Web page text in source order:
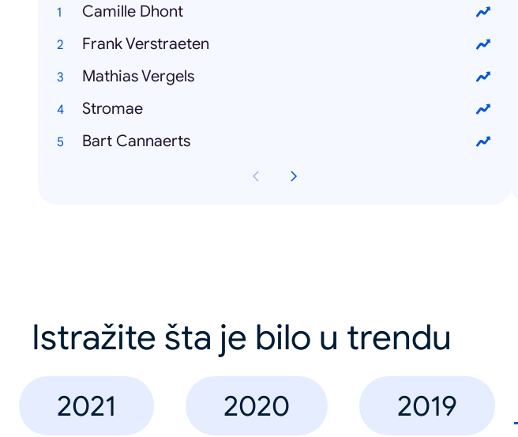
Camille Dhont
Frank Verstraeten
Mathias Vergels
Stromae
Bart Cannaerts
Istražite šta je bilo u trendu
2021 2020 2019